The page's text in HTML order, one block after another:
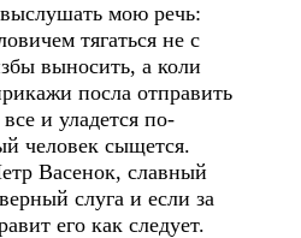
мою речь:
тягаться не с
выносить, а коли
посла отправить
и уладется по-
человек сыщется.
Васенок, славный
слуга и если за
его как следует.